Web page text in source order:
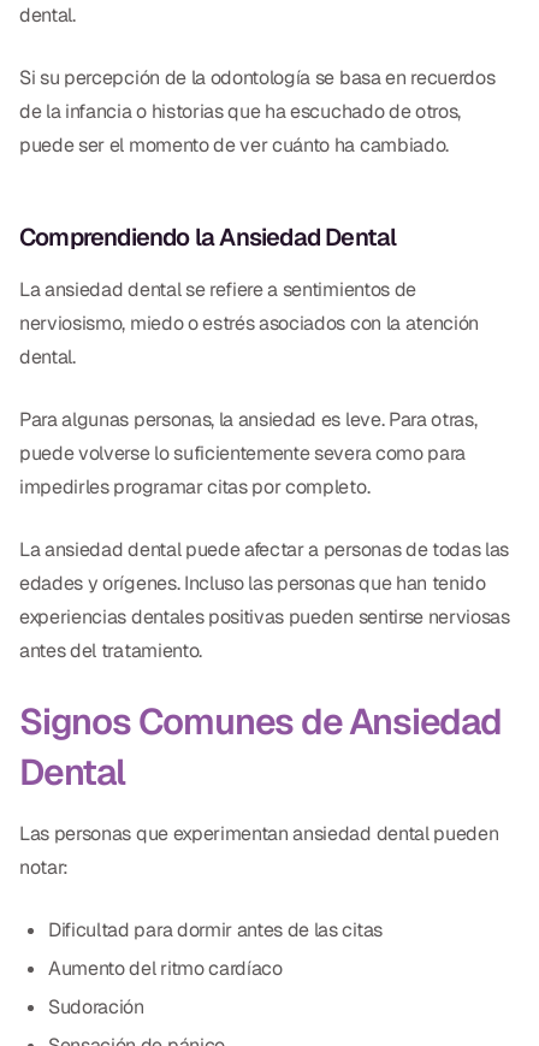
TECNOLOGÍA
CBCT
Impresiones Digitales
ORTODONCIA
Invisalign
DOCTORES
Dr. Douglas Ness
Dr. Hassan Haidar
Dr. Christian Bastien
Dr. Allen Newman
Dr. Marco Casco
Solicitar una Cita
dental.
Si su percepción de la odontología se basa en recuerdos
de la infancia o historias que ha escuchado de otros,
puede ser el momento de ver cuánto ha cambiado.
Comprendiendo la Ansiedad Dental
La ansiedad dental se refiere a sentimientos de
nerviosismo, miedo o estrés asociados con la atención
dental.
Para algunas personas, la ansiedad es leve. Para otras,
puede volverse lo suficientemente severa como para
impedirles programar citas por completo.
La ansiedad dental puede afectar a personas de todas las
edades y orígenes. Incluso las personas que han tenido
experiencias dentales positivas pueden sentirse nerviosas
antes del tratamiento.
Signos Comunes de Ansiedad
Dental
Las personas que experimentan ansiedad dental pueden
notar:
Dificultad para dormir antes de las citas
Aumento del ritmo cardíaco
Sudoración